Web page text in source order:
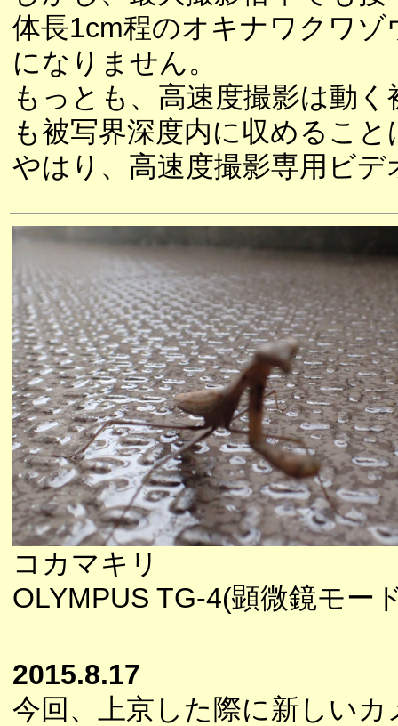
体長1cm程のオキナワクワ
になりません。
もっとも、高速度撮影は動
も被写界深度内に収めるこ
やはり、高速度撮影専用ビ
コカマキリ
OLYMPUS TG-4(顕微鏡モー
2015.8.17
今回、上京した際に新しい